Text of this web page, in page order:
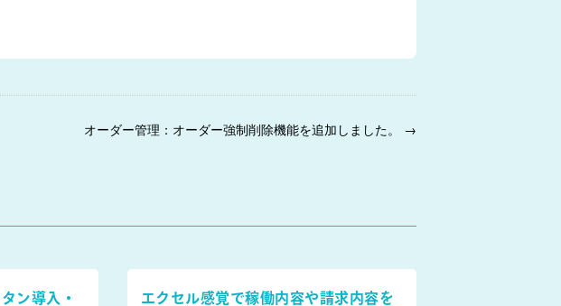
オーダー管理：オーダー強制削除機能を追加しました。 →
ン導入・
エクセル感覚で稼働内容や請求内容を